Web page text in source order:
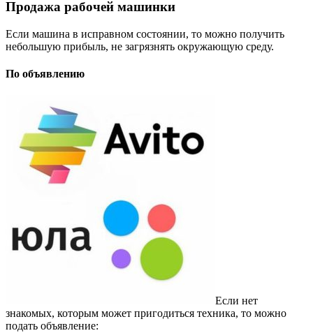
Продажа рабочей машинки
Если машина в исправном состоянии, то можно получить
небольшую прибыль, не загрязнять окружающую среду.
По объявлению
Если нет
знакомых, которым может пригодиться техника, то можно
подать объявление: